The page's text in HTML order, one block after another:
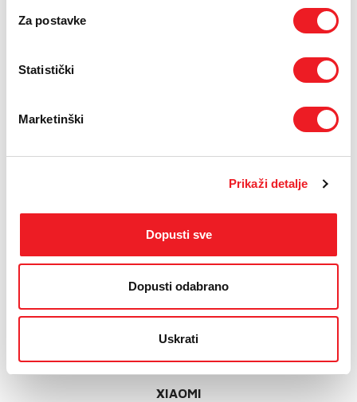
Za postavke
Statistički
Marketinški
Prikaži detalje
Dopusti sve
Dopusti odabrano
Uskrati
IZDVAJAMO IZ PONUDE
XIAOMI